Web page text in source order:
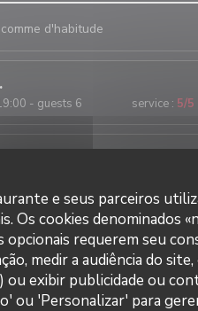
e seus parceiros
Os cookies denominados
opcionais requerem seu
medir a audiência do
ou exibir publicidade ou
ou 'Personalizar' para
d'habitude
- guests 6 service : 5/5
- guests 5 service : 5